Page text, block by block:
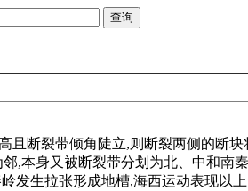
且断裂带倾角陡立,则断裂两侧的断
,本身又被断裂带分划为北、中和南
生拉张形成地槽,海西运动表现以